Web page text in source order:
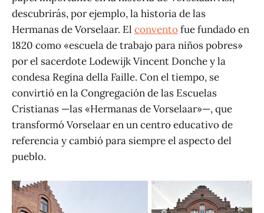
descubrirás, por ejemplo, la historia de las
Hermanas de Vorselaar. El conventofue fundado en
1820 como «escuela de trabajo para niños pobres»
por el sacerdote Lodewijk Vincent Donche y la
condesa Regina della Faille. Con el tiempo, se
convirtió en la Congregación de las Escuelas
Cristianas —las «Hermanas de Vorselaar»—, que
transformó Vorselaar en un centro educativo de
referencia y cambió para siempre el aspecto del
pueblo.